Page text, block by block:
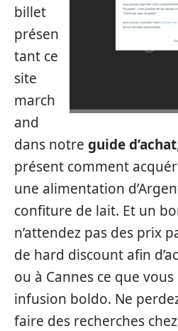
billet
présen
tant ce
site
march
and
dans notre guide d’achat
présent comment
une alimentation
confiture de lait. Et un
n’attendez pas des prix
de hard discount afin
ou à Cannes ce que
infusion boldo. Ne
faire des recherches